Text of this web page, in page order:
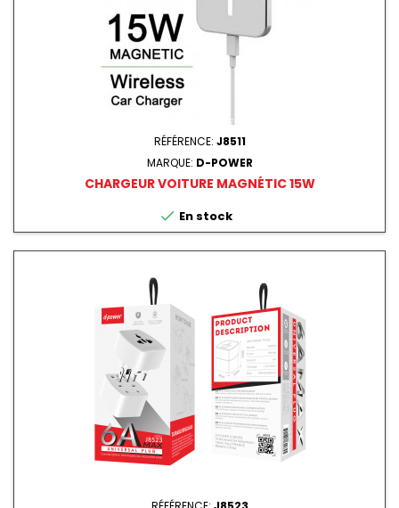
RÉFÉRENCE: J8511
MARQUE: D-POWER
CHARGEUR VOITURE MAGNÉTIC 15W
 En stock